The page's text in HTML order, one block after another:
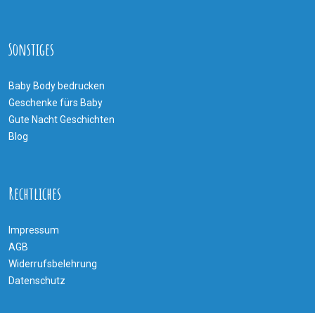
Sonstiges
Baby Body bedrucken
Geschenke fürs Baby
Gute Nacht Geschichten
Blog
Rechtliches
Impressum
AGB
Widerrufsbelehrung
Datenschutz